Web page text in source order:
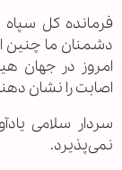
فرمانده کل سپاه
دشمنان ما چنین
امروز در جهان
اصابت را نشان
سردار سلامی
نمی‌پذیرد.